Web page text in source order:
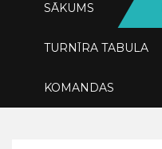
SĀKUMS
TURNĪRA TABULA
KOMANDAS